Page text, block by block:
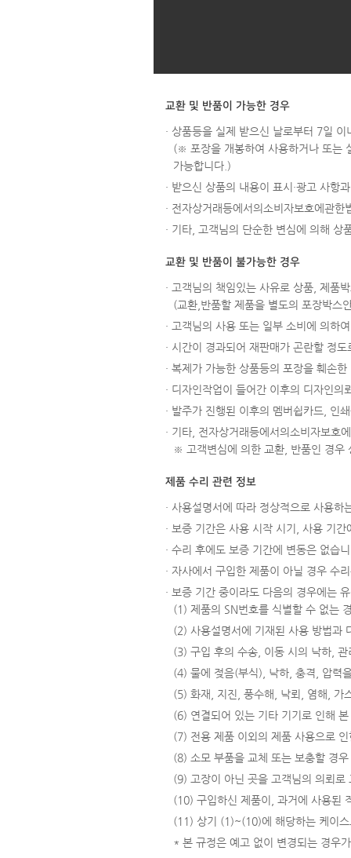
교환 및 반품이 가능한 경우
· 상품등을 실제 받으신 날로부터 7일 이
(※ 포장을 개봉하여 사용하거나 또는
가능합니다.)
· 받으신 상품의 내용이 표시·광고 사항
· 전자상거래등에서의소비자보호에관
· 기타, 고객님의 단순한 변심에 의해
교환 및 반품이 불가능한 경우
· 고객님의 책임있는 사유로 상품, 제품
(교환,반품할 제품을 별도의 포장박스
· 고객님의 사용 또는 일부 소비에 의하
· 시간이 경과되어 재판매가 곤란할 정
· 복제가 가능한 상품등의 포장을 훼손
· 디자인작업이 들어간 이후의 디자인
· 발주가 진행된 이후의 멤버쉽카드, 인
· 기타, 전자상거래등에서의소비자보호
※ 고객변심에 의한 교환, 반품인 경우
제품 수리 관련 정보
· 사용설명서에 따라 정상적으로 사용
· 보증 기간은 사용 시작 시기, 사용 기
· 수리 후에도 보증 기간에 변동은 없습
· 자사에서 구입한 제품이 아닐 경우 수
· 보증 기간 중이라도 다음의 경우에는
(1) 제품의 SN번호를 식별할 수 없는
(2) 사용설명서에 기재된 사용 방법과
(3) 구입 후의 수송, 이동 시의 낙하,
(4) 물에 젖음(부식), 낙하, 충격, 압력
(5) 화재, 지진, 풍수해, 낙뢰, 염해, 가
(6) 연결되어 있는 기타 기기로 인해
(7) 전용 제품 이외의 제품 사용으로
(8) 소모 부품을 교체 또는 보충할 경우
(9) 고장이 아닌 곳을 고객님의 의뢰로
(10) 구입하신 제품이, 과거에 사용된
(11) 상기 (1)~(10)에 해당하는 케이
* 본 규정은 예고 없이 변경되는 경우